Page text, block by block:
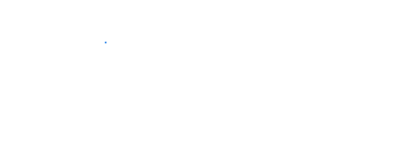
숙소 호스트로 동참하기